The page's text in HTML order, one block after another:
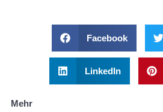
Facebook
LinkedIn
Mehr